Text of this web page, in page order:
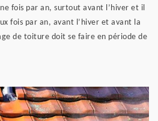
fois par an, surtout avant l’hiver et il
fois par an, avant l’hiver et avant la
de toiture doit se faire en période de